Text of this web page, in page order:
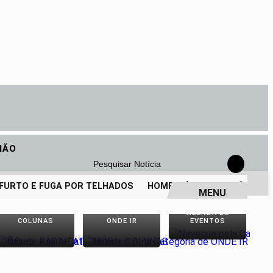
Pesquisar Notícia
E FUGA POR TELHADOS HOMEM É PRESO APÓS
MENU
COLUNAS ONDE IR
AGENDA DE
EVENTOS